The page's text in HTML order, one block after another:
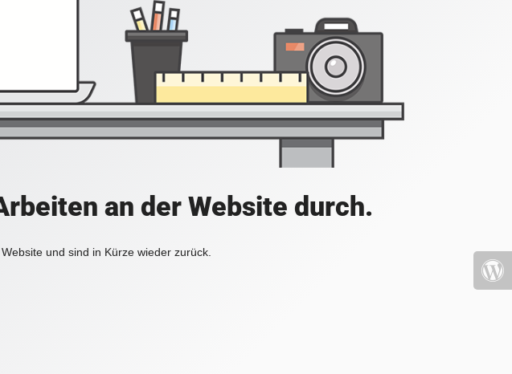
an der Website durch.
und sind in Kürze wieder zurück.